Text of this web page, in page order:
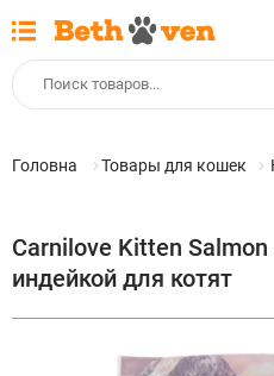
Головна Товары для кошек
Carnilove Kitten
индейкой для котят